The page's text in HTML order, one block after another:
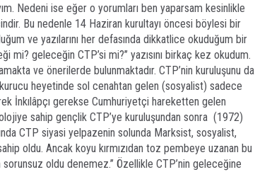
Nedeni ise eğer o yorumları ben yaparsam kesinlikle
Bu nedenle 14 Haziran kurultayı öncesi böylesi bir
ve yazılarını her defasında dikkatlice okuduğum bir
mi? geleceğin CTP’si mi?’’ yazısını birkaç kez okudum.
ve önerilerde bulunmaktadır. CTP’nin kuruluşunu da
heyetinde sol cenahtan gelen (sosyalist) sadece
İnkılâpçı gerekse Cumhuriyetçi hareketten gelen
sahip gençlik CTP’ye kuruluşundan sonra (1972)
CTP siyasi yelpazenin solunda Marksist, sosyalist,
oldu. Ancak koyu kırmızıdan toz pembeye uzanan bu
oldu denemez.’’ Özellikle CTP’nin geleceğine